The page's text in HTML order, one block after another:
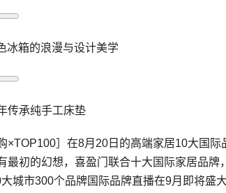
冰箱的浪漫与设计美学
传承纯手工床垫
×TOP100］在8月20日的高端家居10大国
最初的幻想，喜盈门联合十大国际家居品
城市300个品牌国际品牌直播在9月即将盛